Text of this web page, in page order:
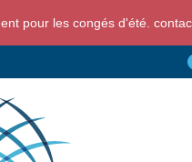
pour les congés d'été.